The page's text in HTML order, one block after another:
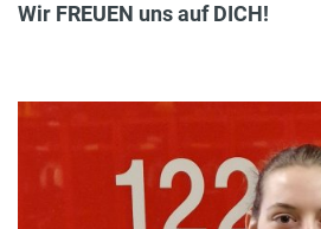
Wir FREUEN uns auf DICH!